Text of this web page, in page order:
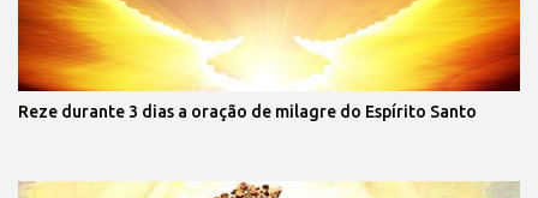
Reze durante 3 dias a oração de milagre do Espírito Santo